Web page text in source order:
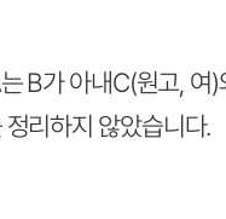
B가 아내C(원고, 여
정리하지 않았습니다.